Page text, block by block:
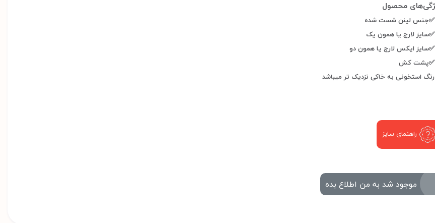
✅جنس لینن شست شده
✅سایز لارج یا همون یک
✅سایز ایکس لارج یا همون دو
✅پشت کش
رنگ استخونی به خاکی نزدیک تر میباشد
راهنمای سایز
موجود شد به من اطلاع بده